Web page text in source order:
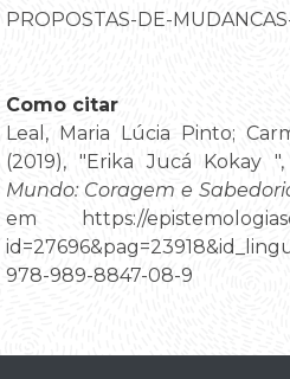
PROPOSTAS-DE-
Como citar
Leal, Maria Lúcia Pinto;
(2019), "Erika Jucá Kokay ",
Mundo: Coragem e
em https://
978-989-8847-08-9